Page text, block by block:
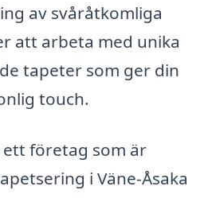
av svåråtkomliga
att arbeta med unika
tapeter som ger din
touch.
företag som är
i Väne-Åsaka